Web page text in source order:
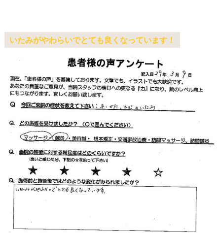
いたみがやわらいでとても良くなっています！